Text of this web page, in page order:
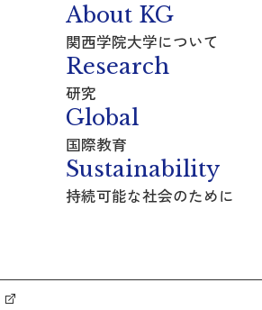
About KG
関西学院大学について
Research
研究
Global
国際教育
Sustainability
持続可能な社会のために